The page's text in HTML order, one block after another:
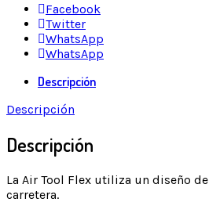
Facebook
Twitter
WhatsApp
WhatsApp
Descripción
Descripción
Descripción
La Air Tool Flex utiliza un diseño
carretera.